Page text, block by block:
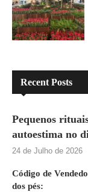
Recent Posts
Pequenos
autoestima no
24 de Julho de 2026
Código de
dos pés: